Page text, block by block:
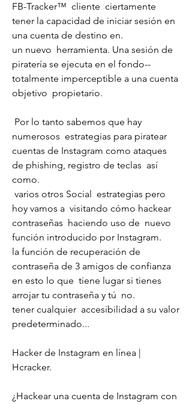
FB-Tracker™  cliente  ciertamente
tener la capacidad de iniciar sesión en
una cuenta de destino en.
un nuevo  herramienta. Una sesión de
piratería se ejecuta en el fondo--
totalmente imperceptible a una cuenta
objetivo  propietario.
numerosos  estrategias para piratear
cuentas de Instagram como ataques
de phishing, registro de teclas  así
como.
hoy vamos a  visitando cómo hackear
contraseñas  haciendo uso de  nuevo
función introducido por Instagram.
la función de recuperación de
contraseña de 3 amigos de confianza
en esto lo que  tiene lugar si tienes
arrojar tu contraseña y tú  no.
tener cualquier  accesibilidad a su valor
predeterminado...
Hacker de Instagram en línea |
Hcracker.
¿Hackear una cuenta de Instagram con